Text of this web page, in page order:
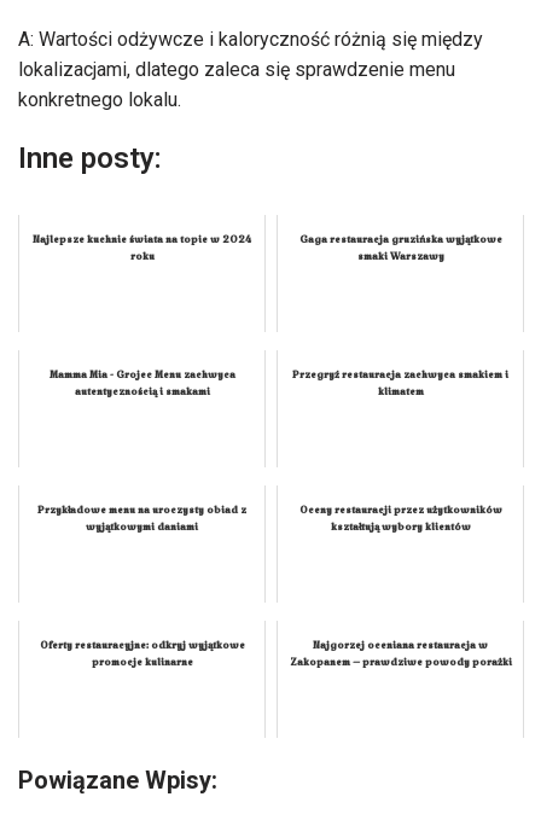
A: Wartości odżywcze i kaloryczność różnią się między
lokalizacjami, dlatego zaleca się sprawdzenie menu
konkretnego lokalu.
Inne posty:
Najlepsze kuchnie świata na topie w 2024
roku
Gaga restauracja gruzińska wyjątkowe
smaki Warszawy
Mamma Mia - Grojec Menu zachwyca
autentycznością i smakami
Przegryź restauracja zachwyca smakiem i
klimatem
Przykładowe menu na uroczysty obiad z
wyjątkowymi daniami
Oceny restauracji przez użytkowników
kształtują wybory klientów
Oferty restauracyjne: odkryj wyjątkowe
promocje kulinarne
Najgorzej oceniana restauracja w
Zakopanem – prawdziwe powody porażki
Powiązane Wpisy: